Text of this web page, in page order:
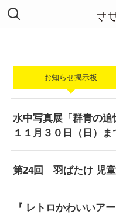
お知らせ掲示板
水中​写真展「群青の
１１月３０日（日）ま
第24回 羽ばたけ 児童
『 レトロかわいいアー